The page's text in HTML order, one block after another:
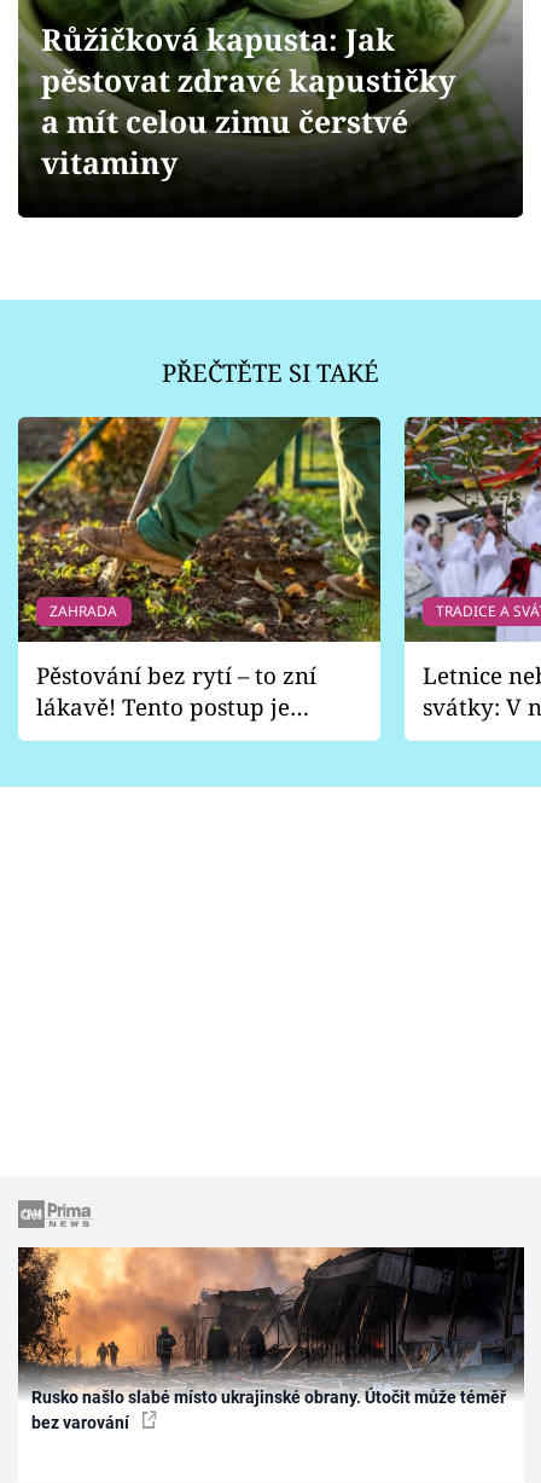
Přihlášení
Sledujte nás
Růžičková kapusta: Jak
pěstovat zdravé kapustičky
a mít celou zimu čerstvé
vitaminy
PŘEČTĚTE SI TAKÉ
ZAHRADA
Pěstování bez rytí – to zní
lákavě! Tento postup je
vhodný jen pro některé
TRADICE A
Letnice
svátky: V
pondělí
Rusko našlo slabé místo ukrajinské obrany. Útočit může téměř
bez varování